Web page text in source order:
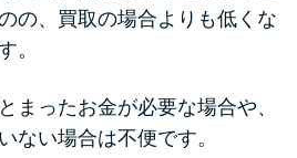
の、買取の場合よりも低くな
。
まったお金が必要な場合や、
ない場合は不便です。